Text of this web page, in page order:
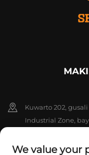
Kuwarto 202,
Industrial Zone,
We value your